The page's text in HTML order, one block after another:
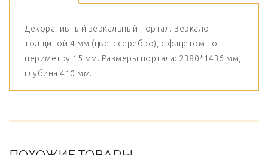
Декоративный зеркальный портал. Зеркало
толщиной 4 мм (цвет: серебро), с фацетом по
периметру 15 мм. Размеры портала: 2380*1436 мм,
глубина 410 мм.